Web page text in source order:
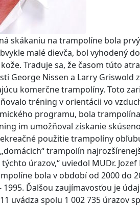
skákaniu na trampolíne bola
malé dievča, bol vyhodený
Traduje sa, že časom túto
George Nissen a Larry
komerčne trampolíny. Toto
tréning v orientácii vo
programu, bola
im umožňoval získanie
použitie trampolíny
trampolín
úrazov,“ uviedol MUDr.
bola v období od 2000 do
Ďalšou zaujímavosťou je
uvádza spolu 1 002 735 úrazov